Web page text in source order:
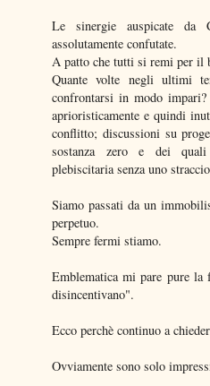
Le sinergie auspicate da
assolutamente confutate.
A patto che tutti si remi per il
Quante volte negli ultimi
confrontarsi in modo
aprioristicamente e quindi
conflitto; discussioni su
sostanza zero e dei
plebiscitaria senza uno
Siamo passati da un
perpetuo.
Sempre fermi stiamo.
Emblematica mi pare pure la
disincentivano".
Ecco perchè continuo a
Ovviamente sono solo